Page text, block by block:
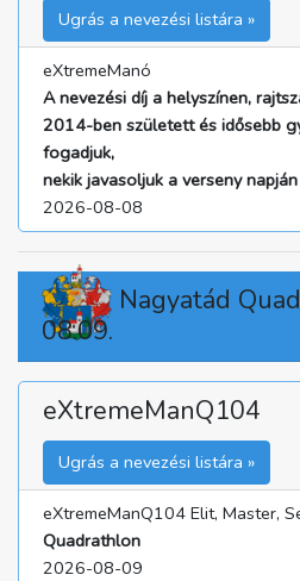
Ugrás a nevezési listára »
eXtremeManó
A nevezési díj a helyszínen,
2014-ben született és idősebb
fogadjuk,
nekik javasoljuk a verseny
2026-08-08
Nagyatád
08.09.
eXtremeManQ104
Ugrás a nevezési listára »
eXtremeManQ104 Elit, Master,
Quadrathlon
2026-08-09